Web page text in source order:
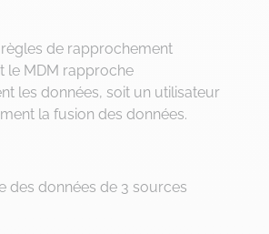
de rapprochement
le MDM rapproche
les données, soit un utilisateur
la fusion des données.
des données de 3 sources